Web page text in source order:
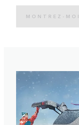
MONTREZ-MOI